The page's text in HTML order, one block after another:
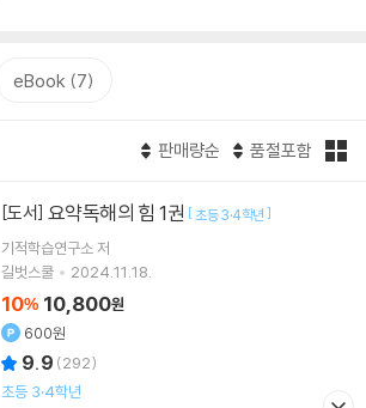
eBook (7)
판매량순 품절포함
[도서] 요약독해의 힘 1권 [초등 3·4학년 ]
기적학습연구소 저
길벗스쿨
2024.11.18.
10% 10,800원
600원
9.9 (292)
초등 3·4학년